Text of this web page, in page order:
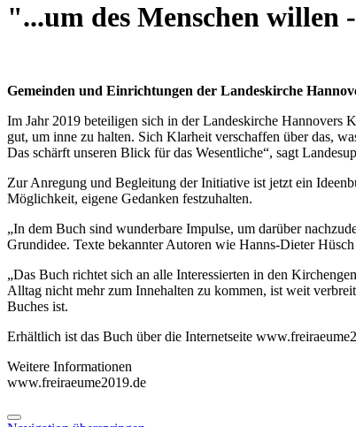
"...um des Menschen
Gemeinden und Einrichtungen der Landeskirche
Im Jahr 2019 beteiligen sich in der Landeskirche Hannovers
gut, um inne zu halten. Sich Klarheit verschaffen über das,
Das schärft unseren Blick für das Wesentliche“, sagt
Zur Anregung und Begleitung der Initiative ist jetzt ein
Möglichkeit, eigene Gedanken festzuhalten.
„In dem Buch sind wunderbare Impulse, um darüber
Grundidee. Texte bekannter Autoren wie Hanns-Dieter
„Das Buch richtet sich an alle Interessierten in den
Alltag nicht mehr zum Innehalten zu kommen, ist weit
Buches ist.
Erhältlich ist das Buch über die Internetseite
Weitere Informationen
www.freiraeume2019.de